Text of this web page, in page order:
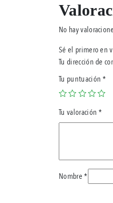
No hay
Sé el primero en
Tu dirección de
Tu puntuación*
Tu valoración*
Nombre*